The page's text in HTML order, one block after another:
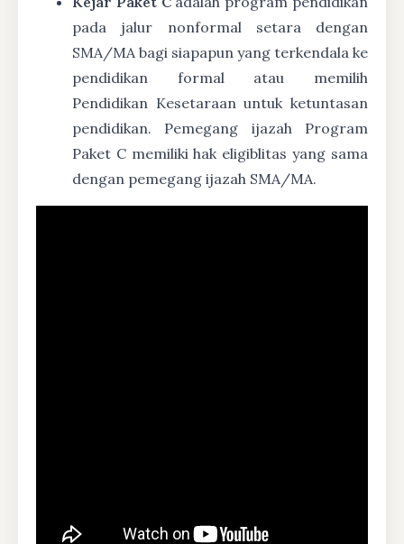
pada jalur nonformal setara dengan
SMA/MA bagi siapapun yang terkendala ke
pendidikan formal atau memilih
Pendidikan Kesetaraan untuk ketuntasan
pendidikan. Pemegang ijazah Program
Paket C memiliki hak eligiblitas yang sama
dengan pemegang ijazah SMA/MA.